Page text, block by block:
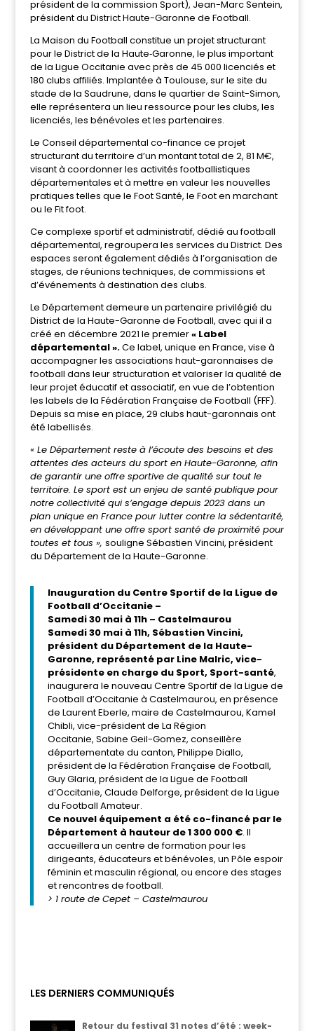
président de la commission Sport), Jean-Marc Sentein,
président du District Haute-Garonne de Football.
La Maison du Football constitue un projet structurant
pour le District de la Haute‑Garonne, le plus important
de la Ligue Occitanie avec près de 45 000 licenciés et
180 clubs affiliés. Implantée à Toulouse, sur le site du
stade de la Saudrune, dans le quartier de Saint-Simon,
elle représentera un lieu ressource pour les clubs, les
licenciés, les bénévoles et les partenaires.
Le Conseil départemental co-finance ce projet
structurant du territoire d’un montant total de 2, 81 M€,
visant à coordonner les activités footballistiques
départementales et à mettre en valeur les nouvelles
pratiques telles que le Foot Santé, le Foot en marchant
ou le Fit foot.
Ce complexe sportif et administratif, dédié au football
départemental, regroupera les services du District. Des
espaces seront également dédiés à l’organisation de
stages, de réunions techniques, de commissions et
d’événements à destination des clubs.
Le Département demeure un partenaire privilégié du
District de la Haute-Garonne de Football, avec qui il a
créé en décembre 2021 le premier« Label
départemental ».Ce label, unique en France, vise à
accompagner les associations haut-garonnaises de
football dans leur structuration et valoriser la qualité de
leur projet éducatif et associatif, en vue de l’obtention
les labels de la Fédération Française de Football (FFF).
Depuis sa mise en place, 29 clubs haut-garonnais ont
été labellisés.
« Le Département reste à l’écoute des besoins et des
attentes des acteurs du sport en Haute-Garonne, afin
de garantir une offre sportive de qualité sur tout le
territoire. Le sport est un enjeu de santé publique pour
notre collectivité qui s’engage depuis 2023 dans un
plan unique en France pour lutter contre la sédentarité,
en développant une offre sport santé de proximité pour
toutes et tous », souligne Sébastien Vincini, président
du Département de la Haute-Garonne.
Inauguration du Centre Sportif de la Ligue de
Football d’Occitanie –
Samedi 30 mai à 11h – Castelmaurou
Samedi 30 mai à 11h, Sébastien Vincini,
président du Département de la Haute-
Garonne, représenté par Line Malric, vice-
présidente en charge du Sport, Sport-santé,
inaugurera le nouveau Centre Sportif de la Ligue de
Football d’Occitanie à Castelmaurou, en présence
de Laurent Eberle, maire de Castelmaurou, Kamel
Chibli, vice-président de La Région
Occitanie, Sabine Geil-Gomez, conseillère
départementate du canton, Philippe Diallo,
président de la Fédération Française de Football,
Guy Glaria, président de la Ligue de Football
d’Occitanie, Claude Delforge, président de la Ligue
du Football Amateur.
Ce nouvel équipement a été co-financé par le
Département à hauteur de 1 300 000 €. Il
accueillera un centre de formation pour les
dirigeants, éducateurs et bénévoles, un Pôle espoir
féminin etmasculin régional, ou encore des stages
et rencontres de football.
> 1 route de Cepet – Castelmaurou
LES DERNIERS COMMUNIQUÉS
Retour du festival 31 notes d’été : week-